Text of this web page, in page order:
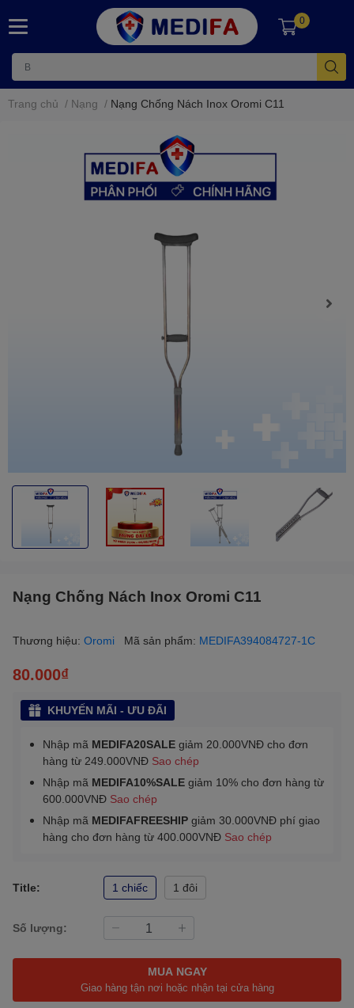
0
Trang chủ / Nạng / Nạng Chống Nách Inox Oromi C11
Nạng Chống Nách Inox Oromi C11
Thương hiệu: Oromi Mã sản phẩm: MEDIFA394084727-1C
80.000₫
KHUYẾN MÃI - ƯU ĐÃI
Nhập mã MEDIFA20SALE giảm 20.000VNĐ cho đơn
hàng từ 249.000VNĐ Sao chép
Nhập mã MEDIFA10%SALE giảm 10% cho đơn hàng từ
600.000VNĐ Sao chép
Nhập mã MEDIFAFREESHIP giảm 30.000VNĐ phí giao
hàng cho đơn hàng từ 400.000VNĐ Sao chép
Title: 1 chiếc 1 đôi
Số lượng:
MUA NGAY
Giao hàng tận nơi hoặc nhận tại cửa hàng